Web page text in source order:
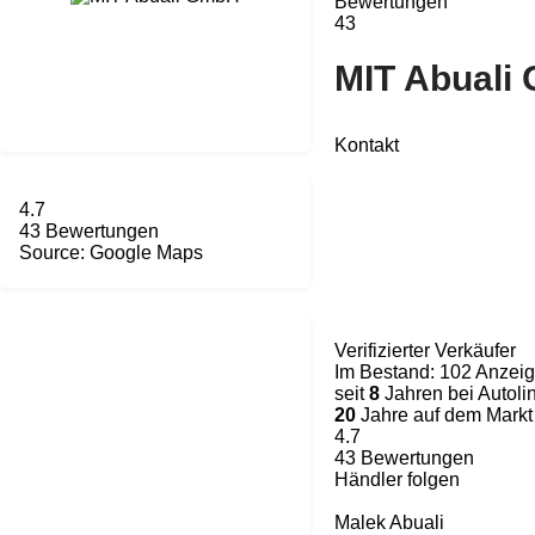
4.7
43 Bewertungen
Source: Google Maps
43
MIT Abuali
Kontakt
Verifizierter Verkäufer
Im Bestand: 102
seit8 Jahren bei
20 Jahre auf dem Markt
4.7
43 Bewertungen
Händler folgen
Malek Abuali